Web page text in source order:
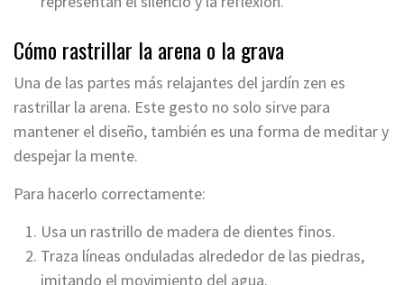
Cómo rastrillar la arena o la grava
Una de las partes más relajantes del jardín zen es
rastrillar la arena. Este gesto no solo sirve para
mantener el diseño, también es una forma de meditar y
despejar la mente.
Para hacerlo correctamente:
Usa un rastrillo de madera de dientes finos.
Traza líneas onduladas alrededor de las piedras,
imitando el movimiento del agua.